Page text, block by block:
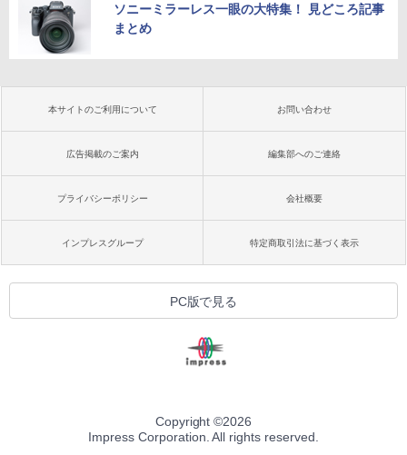
ソニーミラーレス一眼の大特集！ 見どころ記事
まとめ
本サイトのご利用について お問い合わせ
広告掲載のご案内 編集部へのご連絡
プライバシーポリシー 会社概要
インプレスグループ 特定商取引法に基づく表示
PC版で見る
Copyright ©2026
Impress Corporation. All rights reserved.